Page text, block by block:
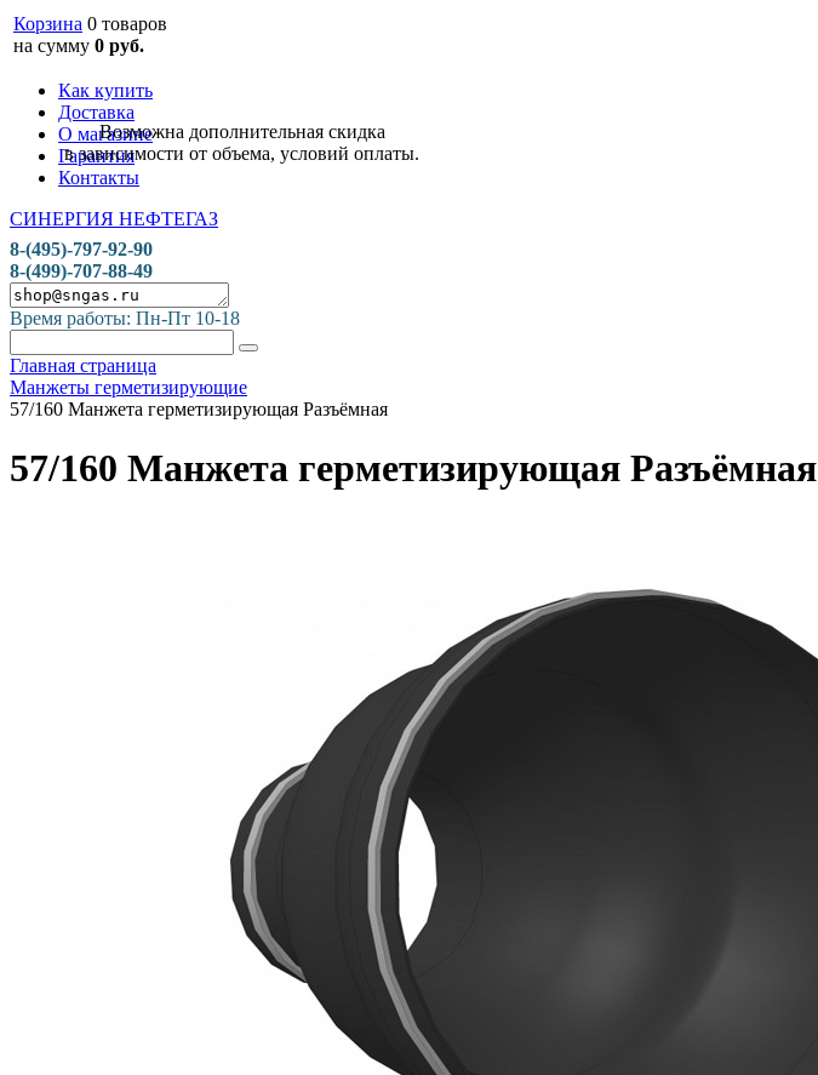
Корзина 0 товаров
на сумму 0 руб.
Как купить
Доставка
О магазине
Гарантия
Контакты
СИНЕРГИЯ НЕФТЕГАЗ
Возможна дополнительная скидка
в зависимости от объема, условий оплаты.
8-(495)-797-92-90
8-(499)-707-88-49
Время работы: Пн-Пт 10-18
Главная страница
Манжеты герметизирующие
57/160 Манжета герметизирующая Разъёмная
57/160 Манжета герметизирующая Разъёмная